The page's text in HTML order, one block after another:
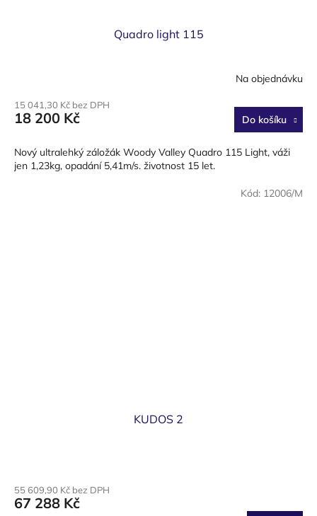
Quadro light 115
Na objednávku
15 041,30 Kč bez DPH
18 200 Kč Do košíku
Nový ultralehký záložák Woody Valley Quadro 115 Light, váži
jen 1,23kg, opadání 5,41m/s. životnost 15 let.
KUDOS 2
55 609,90 Kč bez DPH
67 288 Kč
Kód: 12006/M